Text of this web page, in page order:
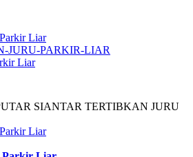
JURU-PARKIR-LIAR
Liar
SIANTAR TERTIBKAN JURU